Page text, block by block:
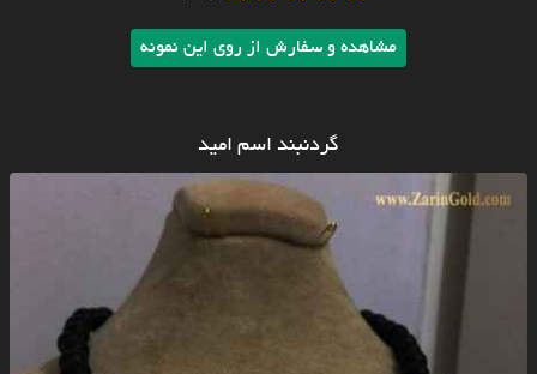
مشاهده و سفارش از روی این نمونه
گردنبند اسم امید